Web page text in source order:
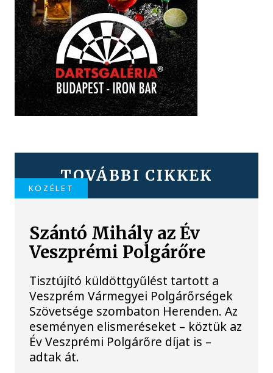
TOVÁBBI CIKKEK
KÖZÉLET
Szántó Mihály az Év
Veszprémi Polgárőre
Tisztújító küldöttgyűlést tartott a
Veszprém Vármegyei Polgárőrségek
Szövetsége szombaton Herenden. Az
eseményen elismeréseket – köztük az
Év Veszprémi Polgárőre díjat is –
adtak át.